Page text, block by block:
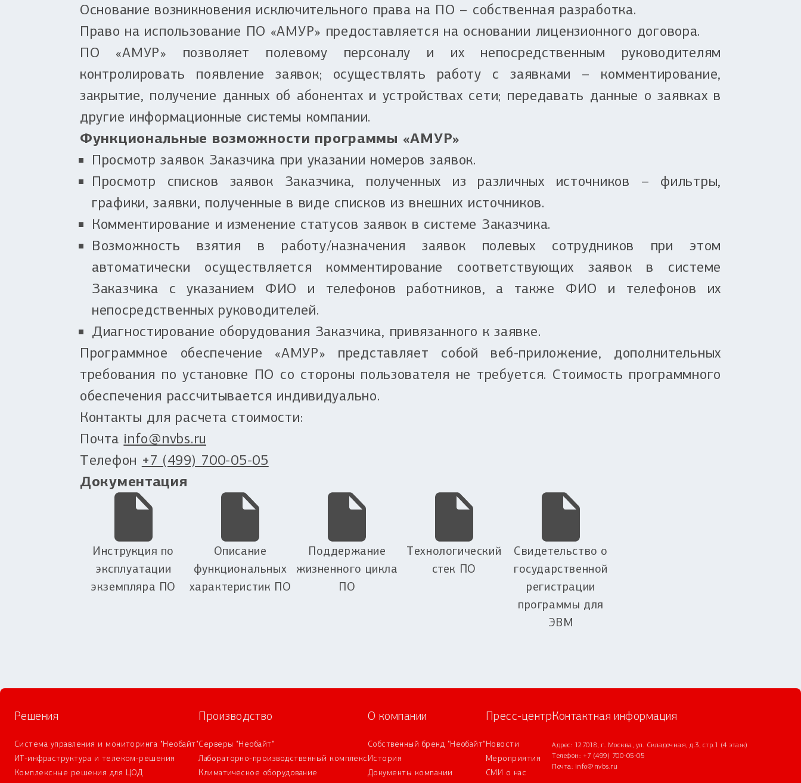
Основание возникновения исключительного права на ПО – собственная разработка.
Право на использование ПО «АМУР» предоставляется на основании лицензионного договора.
ПО «АМУР» позволяет полевому персоналу и их непосредственным руководителям
контролировать появление заявок; осуществлять работу с заявками – комментирование,
закрытие, получение данных об абонентах и устройствах сети; передавать данные о заявках в
другие информационные системы компании.
Функциональные возможности программы «АМУР»
Просмотр заявок Заказчика при указании номеров заявок.
Просмотр списков заявок Заказчика, полученных из различных источников – фильтры,
графики, заявки, полученные в виде списков из внешних источников.
Комментирование и изменение статусов заявок в системе Заказчика.
Возможность взятия в работу/назначения заявок полевых сотрудников при этом
автоматически осуществляется комментирование соответствующих заявок в системе
Заказчика с указанием ФИО и телефонов работников, а также ФИО и телефонов их
непосредственных руководителей.
Диагностирование оборудования Заказчика, привязанного к заявке.
Программное обеспечение «АМУР» представляет собой веб-приложение, дополнительных
требования по установке ПО со стороны пользователя не требуется. Стоимость программного
обеспечения рассчитывается индивидуально.
Контакты для расчета стоимости:
Почта info@nvbs.ru
Телефон +7 (499) 700-05-05
Документация
Инструкция по
эксплуатации
экземпляра ПО
Описание
функциональных
характеристик ПО
Поддержание
жизненного цикла
ПО
Технологический
стек ПО
Свидетельство о
государственной
регистрации
программы для
ЭВМ
Решения
Система управления и мониторинга "Необайт"
ИТ-инфраструктура и телеком-решения
Комплексные решения для ЦОД
Производство
Серверы "Необайт"
Лабораторно-производственный комплекс
Климатическое оборудование
О компании
Собственный бренд "Необайт"
История
Документы компании
Пресс-центр
Новости
Мероприятия
СМИ о нас
Контактная информация
Адрес: 127018, г. Москва, ул. Складочная, д.3, стр.1 (4 этаж)
Телефон: +7 (499) 700-05-05
Почта: info@nvbs.ru